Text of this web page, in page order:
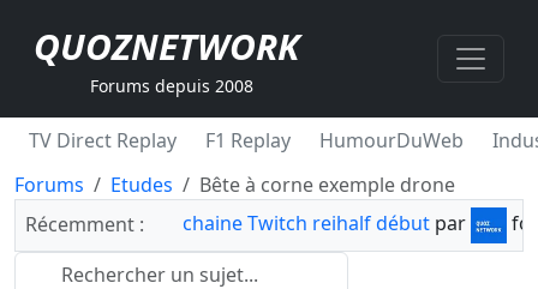
QUOZNETWORK
Forums depuis 2008
TV Direct Replay F1 Replay HumourDuWeb
Forums
Etudes
Bête à corne exemple drone
Récemment :
chaine Twitch reihalf début par